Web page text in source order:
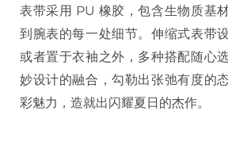
表带采用 PU 橡胶，包含生物质基
到腕表的每一处细节。伸缩式表带
或者置于衣袖之外，多种搭配随心
妙设计的融合，勾勒出张弛有度的
彩魅力，造就出闪耀夏日的杰作。